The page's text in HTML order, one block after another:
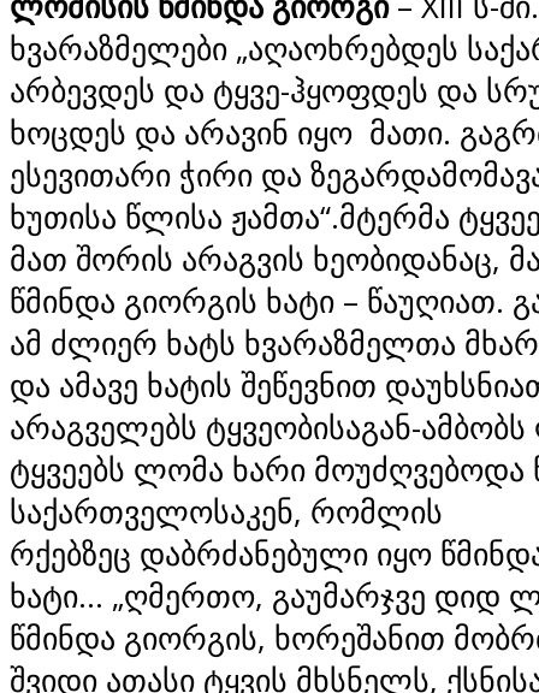
ხვარაზმელები „აღაოხრებდეს
არბევდეს და ტყვე-ჰყოფდეს და
ხოცდეს და არავინ იყო მათი.
ესევითარი ჭირი და
ხუთისა წლისა ჟამთა“.მტერმა
მათ შორის არაგვის ხეობიდანაც,
წმინდა გიორგის ხატი – წაუღიათ.
ამ ძლიერ ხატს ხვარაზმელთა
და ამავე ხატის შეწევნით
არაგველებს ტყვეობისაგან-
ტყვეებს ლომა ხარი მოუძღვებოდა
საქართველოსაკენ, რომლის
რქებზეც დაბრძანებული იყო
ხატი… „ღმერთო, გაუმარჯვე დიდ
წმინდა გიორგის, ხორეშანით
შვიდი ათასი ტყვის მხსნელს,